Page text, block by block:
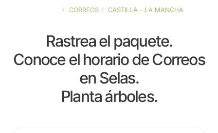
CORREOS CASTILLA - LA MANCHA
Rastrea el paquete.
Conoce el horario de Correos
en Selas.
Planta árboles.